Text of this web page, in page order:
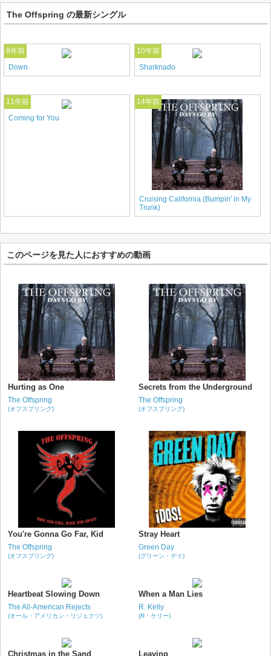
The Offspring の最新シングル
8年前
Down
10年前
Sharknado
11年前
Coming for You
14年前
Cruising California (Bumpin' in My
Trunk)
このページを見た人におすすめの動画
Hurting as One
The Offspring
(オフスプリング)
Secrets from the Underground
The Offspring
(オフスプリング)
You're Gonna Go Far, Kid
The Offspring
(オフスプリング)
Stray Heart
Green Day
(グリーン・デイ)
Heartbeat Slowing Down
The All-American Rejects
(オール・アメリカン・リジェクツ)
When a Man Lies
R. Kelly
(R・ケリー)
Christmas in the Sand Leaving